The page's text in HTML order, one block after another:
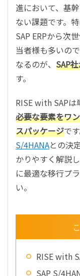
進において、基
ない課題です。
SAP ERPから次
当者様も多いの
なるのが、 SAP
す。
RISE with SAPは
必要な要素をワ
スパッケージで
S/4HANAとの決
かりやすく解説
に最適な移行プ
い。
RISE with
SAP S/